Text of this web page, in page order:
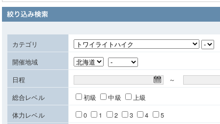
カテゴリ
開催地域
日程
～
総合レベル
初級 中級
上級
体力レベル
0 1 2 3 4 5